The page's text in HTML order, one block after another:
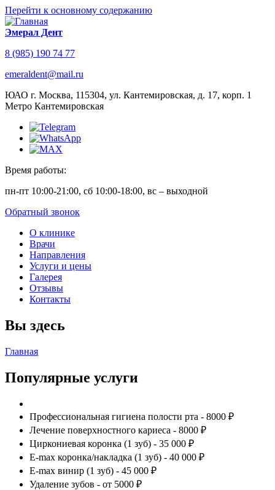
Перейти к основному содержанию
Эмерал Дент
8 (985) 190 74 77
emeraldent@mail.ru
ЮАО г. Москва, 115304, ул. Кантемировская, д. 17, корп. 1
Метро Кантемировская
Время работы:
пн-пт 10:00-21:00, сб 10:00-18:00, вс – выходной
Обратный звонок
О клинике
Врачи
Направления
Услуги и цены
Галерея
Отзывы
Контакты
Вы здесь
Главная
Популярные услуги
Профессиональная гигиена полости рта - 8000 ₽
Лечение поверхностного кариеса - 8000 ₽
Циркониевая коронка (1 зуб) - 35 000 ₽
E-max коронка/накладка (1 зуб) - 40 000 ₽
E-max винир (1 зуб) - 45 000 ₽
Удаление зубов - от 5000 ₽